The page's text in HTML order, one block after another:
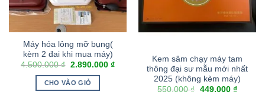
Máy hóa lỏng mỡ bụng(
kèm 2 đai khi mua máy)
4.500.000₫ 2.890.000 ₫
CHO VÀO GIỎ
Kem sâm chạy máy tam
thông đại sư mẫu mới nhất
2025 (không kèm máy)
550.000₫ 449.000 ₫